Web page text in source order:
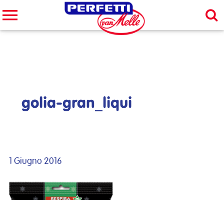
Cerca nel sito
golia-gran_liqui
1 Giugno 2016